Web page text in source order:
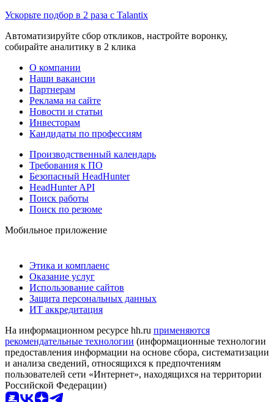
Ускорьте подбор в 2 раза с Talantix
Автоматизируйте сбор откликов, настройте воронку,
собирайте аналитику в 2 клика
О компании
Наши вакансии
Партнерам
Реклама на сайте
Новости и статьи
Инвесторам
Кандидаты по профессиям
Производственный календарь
Требования к ПО
Безопасный HeadHunter
HeadHunter API
Поиск работы
Поиск по резюме
Мобильное приложение
Этика и комплаенс
Оказание услуг
Использование сайтов
Защита персональных данных
ИТ аккредитация
На информационном ресурсе hh.ru применяются
рекомендательные технологии (информационные технологии
предоставления информации на основе сбора, систематизации
и анализа сведений, относящихся к предпочтениям
пользователей сети «Интернет», находящихся на территории
Российской Федерации)